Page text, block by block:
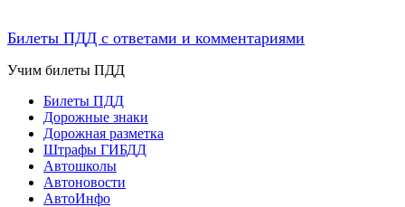
Билеты ПДД с ответами и комментариями
Учим билеты ПДД
Билеты ПДД
Дорожные знаки
Дорожная разметка
Штрафы ГИБДД
Автошколы
Автоновости
АвтоИнфо